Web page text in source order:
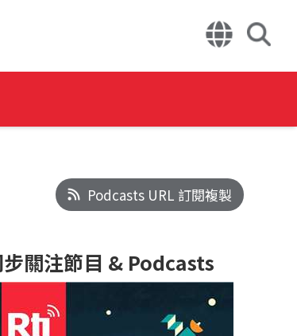
Podcasts URL 訂閱複製
步關注節目 & Podcasts